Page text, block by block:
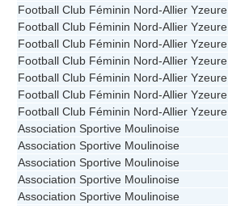
Football Club Féminin Nord-Allier Yzeure
Football Club Féminin Nord-Allier Yzeure
Football Club Féminin Nord-Allier Yzeure
Football Club Féminin Nord-Allier Yzeure
Football Club Féminin Nord-Allier Yzeure
Football Club Féminin Nord-Allier Yzeure
Football Club Féminin Nord-Allier Yzeure
Association Sportive Moulinoise
Association Sportive Moulinoise
Association Sportive Moulinoise
Association Sportive Moulinoise
Association Sportive Moulinoise